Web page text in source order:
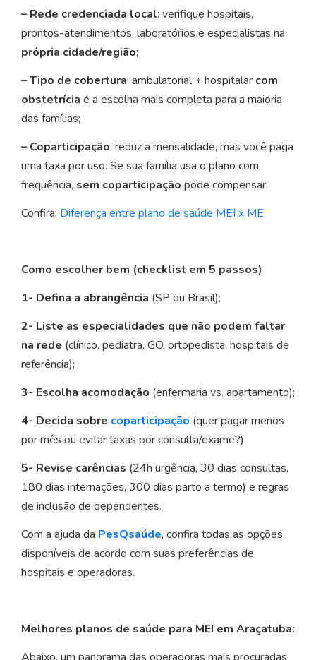
– Rede credenciada local: verifique hospitais,
prontos-atendimentos, laboratórios e especialistas na
própria cidade/região;
– Tipo de cobertura: ambulatorial + hospitalar com
obstetrícia é a escolha mais completa para a maioria
das famílias;
– Coparticipação: reduz a mensalidade, mas você paga
uma taxa por uso. Se sua família usa o plano com
frequência, sem coparticipação pode compensar.
Confira: Diferença entre plano de saúde MEI x ME
Como escolher bem (checklist em 5 passos)
1- Defina a abrangência (SP ou Brasil);
2- Liste as especialidades que não podem faltar
na rede (clínico, pediatra, GO, ortopedista, hospitais de
referência);
3- Escolha acomodação (enfermaria vs. apartamento);
4- Decida sobre coparticipação (quer pagar menos
por mês ou evitar taxas por consulta/exame?)
5- Revise carências (24h urgência, 30 dias consultas,
180 dias internações, 300 dias parto a termo) e regras
de inclusão de dependentes.
Com a ajuda da PesQsaúde, confira todas as opções
disponíveis de acordo com suas preferências de
hospitais e operadoras.
Melhores planos de saúde para MEI em Araçatuba: